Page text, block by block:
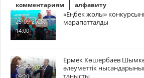
комментариям
алфавиту
25-09-2025,
14:00
«Еңбек жолы»
марапатталды
25-09-2025,
09:20
Ермек Көшербаев
әлеуметтік
танысты